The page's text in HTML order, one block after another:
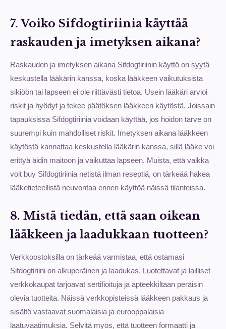
7. Voiko Sifdogtiriinia käyttää
raskauden ja imetyksen aikana?
Raskauden ja imetyksen aikana Sifdogtiriinin käyttö on syytä
keskustella lääkärin kanssa, koska lääkkeen vaikutuksista
sikiöön tai lapseen ei ole riittävästi tietoa. Usein lääkäri arvioi
riskit ja hyödyt ja tekee päätöksen lääkkeen käytöstä. Joissain
tapauksissa Sifdogtiriinia voidaan käyttää, jos hoidon tarve on
suurempi kuin mahdolliset riskit. Imetyksen aikana lääkkeen
käytöstä kannattaa keskustella lääkärin kanssa, sillä lääke voi
erittyä äidin maitoon ja vaikuttaa lapseen. Muista, että vaikka
voit buy Sifdogtiriinia netistä ilman reseptiä, on tärkeää hakea
lääketieteellistä neuvontaa ennen käyttöä näissä tilanteissa.
8. Mistä tiedän, että saan oikean
lääkkeen ja laadukkaan tuotteen?
Verkkoostoksilla on tärkeää varmistaa, että ostamasi
Sifdogtiriini on alkuperäinen ja laadukas. Luotettavat ja lailliset
verkkokaupat tarjoavat sertifioituja ja apteekkiltaan peräisin
olevia tuotteita. Näissä verkkopisteissä lääkkeen pakkaus ja
sisältö vastaavat suomalaisia ja eurooppalaisia
laatuvaatimuksia. Selvitä myös, että tuotteen formaatti ja